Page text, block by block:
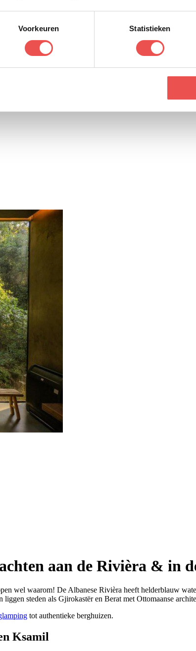
Voorkeuren Statistieken
aan de Rivièra & in
wel waarom! De Albanese Rivièra heeft helderblauw
steden als Gjirokastër en Berat met Ottomaanse
tot authentieke berghuizen.
Ksamil